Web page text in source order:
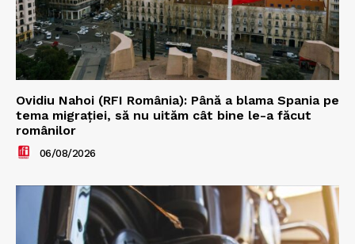
Ovidiu Nahoi (RFI România): Până a blama Spania pe
tema migrației, să nu uităm cât bine le-a făcut
românilor
06/08/2026